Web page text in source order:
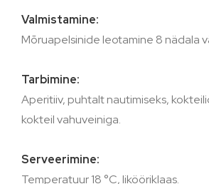
Valmistamine:
Mõruapelsinide leotamine 8 nädala
Tarbimine:
Aperitiiv, puhtalt nautimiseks,
kokteil vahuveiniga.
Serveerimine:
Temperatuur 18 °C, likööriklaas.